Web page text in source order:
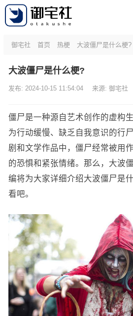
御宅社 首页 热梗 大波僵尸是什么梗?
大波僵尸是什么梗?
发布: 2024-10-15 11:54:04 来源: 御宅社
僵尸是一种源自艺术创作的虚构
为行动缓慢、缺乏自我意识的行
剧和文学作品中，僵尸经常被用
的恐惧和紧张情绪。那么，大波
编将为大家详细介绍大波僵尸是
看吧。